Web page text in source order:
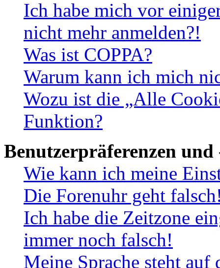
Ich habe mich vor
nicht mehr anmelden?!
Was ist COPPA?
Warum kann ich mich
Wozu ist die „Alle
Funktion?
Benutzerpräferenzen und
Wie kann ich meine
Die Forenuhr geht
Ich habe die Zeitzone
immer noch falsch!
Meine Sprache steht